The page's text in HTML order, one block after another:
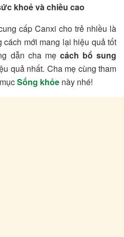
khoẻ và chiều cao
cấp Canxi cho trẻ nhiều là
mới mang lại hiệu quả tốt
dẫn cha mẹ cách bổ sung
quả nhất. Cha mẹ cùng tham
Sống khỏe này nhé!